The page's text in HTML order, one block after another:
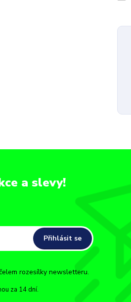
a slevy!
Přihlásit se
rozesílky newsletteru.
za 14 dní.